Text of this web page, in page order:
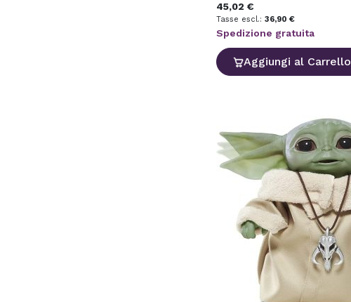
45,02 €
36,90 €
Spedizione gratuita
Aggiungi al Carrello